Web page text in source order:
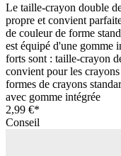
Le taille-crayon double
propre et convient
de couleur de forme
est équipé d'une gomme
forts sont : taille-crayon
convient pour les
formes de crayons
avec gomme intégrée
2,99 €*
Conseil